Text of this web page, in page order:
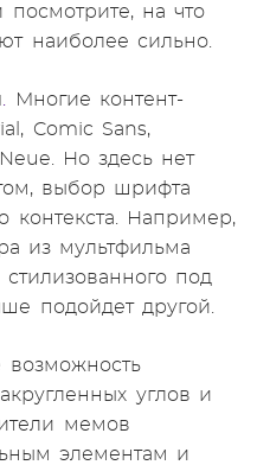
на что
наиболее сильно.
Многие контент-
Comic Sans,
Но здесь нет
выбор шрифта
контекста. Например,
из мультфильма
под
подойдет другой.
возможность
углов и
мемов
элементам и